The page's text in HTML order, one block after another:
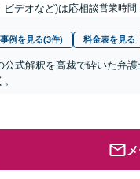
デオなど)は応相談営業時間
事例を見る(3件) 料金表を見る
公式解釈を高裁で砕いた弁